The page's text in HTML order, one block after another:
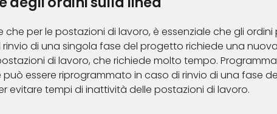
che per le postazioni di lavoro, è essenziale che gli
rinvio di una singola fase del progetto richiede una
di lavoro, che richiede molto tempo.
può essere riprogrammato in caso di rinvio di una fase
evitare tempi di inattività delle postazioni di lavoro.